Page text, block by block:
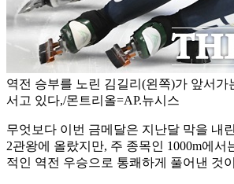
역전 승부를 노린 김길리(왼쪽)가 앞서
서고 있다,/몬트리올=AP.뉴시스
무엇보다 이번 금메달은 지난달 막을 내
2관왕에 올랐지만, 주 종목인 1000m에
적인 역전 우승으로 통쾌하게 풀어낸 것